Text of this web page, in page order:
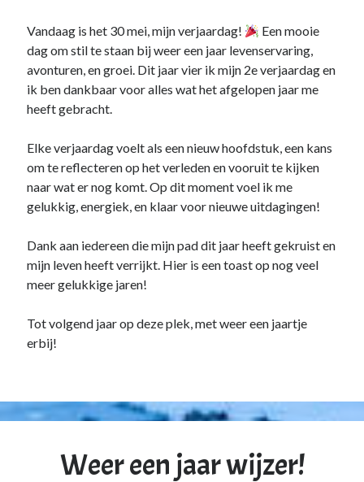
Vandaag is het 30 mei, mijn verjaardag!
Een mooie
dag om stil te staan bij weer een jaar levenservaring,
avonturen, en groei. Dit jaar vier ik mijn 2e verjaardag en
ik ben dankbaar voor alles wat het afgelopen jaar me
heeft gebracht.
Elke verjaardag voelt als een nieuw hoofdstuk, een kans
om te reflecteren op het verleden en vooruit te kijken
naar wat er nog komt. Op dit moment voel ik me
gelukkig, energiek, en klaar voor nieuwe uitdagingen!
Dank aan iedereen die mijn pad dit jaar heeft gekruist en
mijn leven heeft verrijkt. Hier is een toast op nog veel
meer gelukkige jaren!
Tot volgend jaar op deze plek, met weer een jaartje
erbij!
Weer een jaar wijzer!